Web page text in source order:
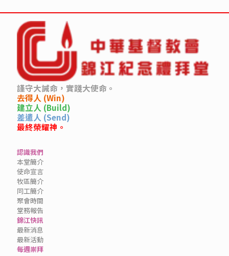
謹守大誡命，實踐大使命。
去得人 (Win)
建立人 (Build)
差遣人 (Send)
最終榮耀神。
認識我們
本堂簡介
使命宣言
牧區簡介
同工簡介
聚會時間
堂務報告
錦江快訊
最新消息
最新活動
每週崇拜